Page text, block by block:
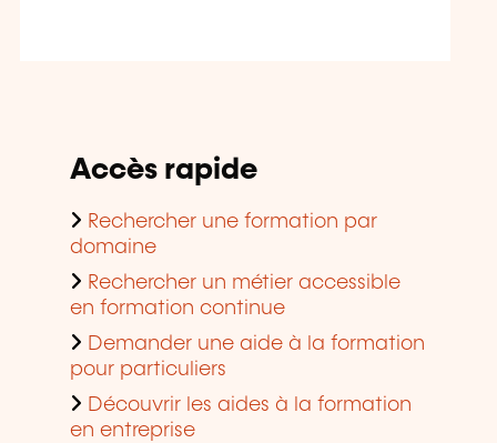
Accès rapide
Rechercher une formation par
domaine
Rechercher un métier accessible
en formation continue
Demander une aide à la formation
pour particuliers
Découvrir les aides à la formation
en entreprise